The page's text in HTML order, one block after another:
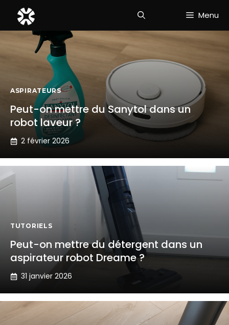
contenu
Menu
ASPIRATEURS
Peut-on mettre du Sanytol dans un
robot laveur ?
2 février 2026
TUTORIELS
Peut-on mettre du détergent dans un
aspirateur robot Dreame ?
31 janvier 2026